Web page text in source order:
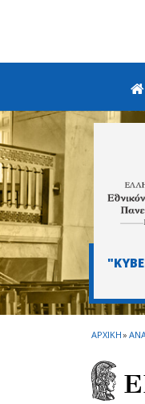
ΑΡΧΙΚΗ»